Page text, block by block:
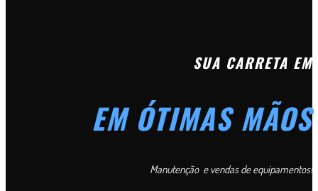
SUA CARRETA EM
EM ÓTIMAS MÃOS
Manutenção e vendas de equipamentos!